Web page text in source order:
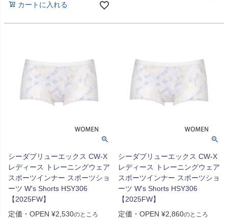
カートに入れる
シーダブリューエックス CW-X
レディース トレーニングウェア
スポーツインナー スポーツショ
ーツ W's Shorts HSY306
【2025FW】
定価・OPEN ¥2,530のところ
シーダブリューエックス CW-X
レディース トレーニングウェア
スポーツインナー スポーツショ
ーツ W's Shorts HSY306
【2025FW】
定価・OPEN ¥2,860のところ